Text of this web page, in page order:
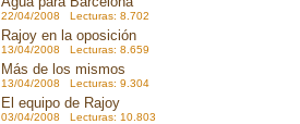
22/04/2008 Lecturas: 8.702
Rajoy en la oposición
13/04/2008 Lecturas: 8.659
Más de los mismos
13/04/2008 Lecturas: 9.304
El equipo de Rajoy
03/04/2008 Lecturas: 10.803